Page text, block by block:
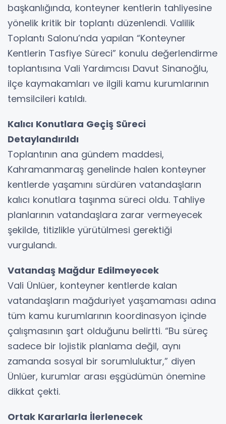
başkanlığında, konteyner kentlerin tahliyesine
yönelik kritik bir toplantı düzenlendi. Valilik
Toplantı Salonu’nda yapılan “Konteyner
Kentlerin Tasfiye Süreci” konulu değerlendirme
toplantısına Vali Yardımcısı Davut Sinanoğlu,
ilçe kaymakamları ve ilgili kamu kurumlarının
temsilcileri katıldı.
Kalıcı Konutlara Geçiş Süreci
Detaylandırıldı
Toplantının ana gündem maddesi,
Kahramanmaraş genelinde halen konteyner
kentlerde yaşamını sürdüren vatandaşların
kalıcı konutlara taşınma süreci oldu. Tahliye
planlarının vatandaşlara zarar vermeyecek
şekilde, titizlikle yürütülmesi gerektiği
vurgulandı.
Vatandaş Mağdur Edilmeyecek
Vali Ünlüer, konteyner kentlerde kalan
vatandaşların mağduriyet yaşamaması adına
tüm kamu kurumlarının koordinasyon içinde
çalışmasının şart olduğunu belirtti. “Bu süreç
sadece bir lojistik planlama değil, aynı
zamanda sosyal bir sorumluluktur,” diyen
Ünlüer, kurumlar arası eşgüdümün önemine
dikkat çekti.
Ortak Kararlarla İlerlenecek